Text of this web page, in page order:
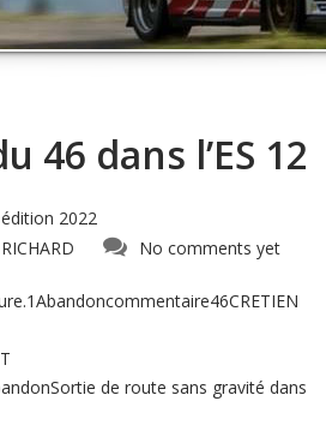
46 dans l’ES 12
édition 2022
No comments yet
de route sans gravité dans